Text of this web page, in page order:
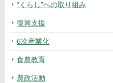
“くらし”への取り組み
復興支援
6次産業化
食農教育
農政活動